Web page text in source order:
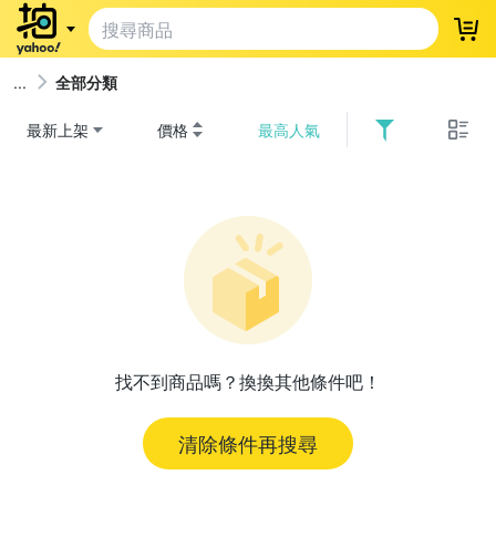
登
全部分類
最新上架 價格 最高人氣
找不到商品嗎？換換其他條件吧！
清除條件再搜尋